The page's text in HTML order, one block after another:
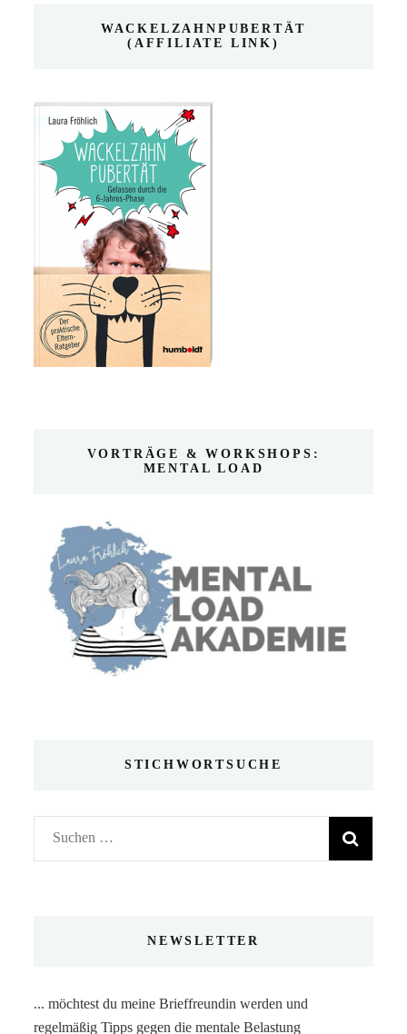
WACKELZAHNPUBERTÄT
(AFFILIATE LINK)
VORTRÄGE & WORKSHOPS:
MENTAL LOAD
STICHWORTSUCHE
Suchen
nach:
NEWSLETTER
... möchtest du meine Brieffreundin werden und
regelmäßig Tipps gegen die mentale Belastung